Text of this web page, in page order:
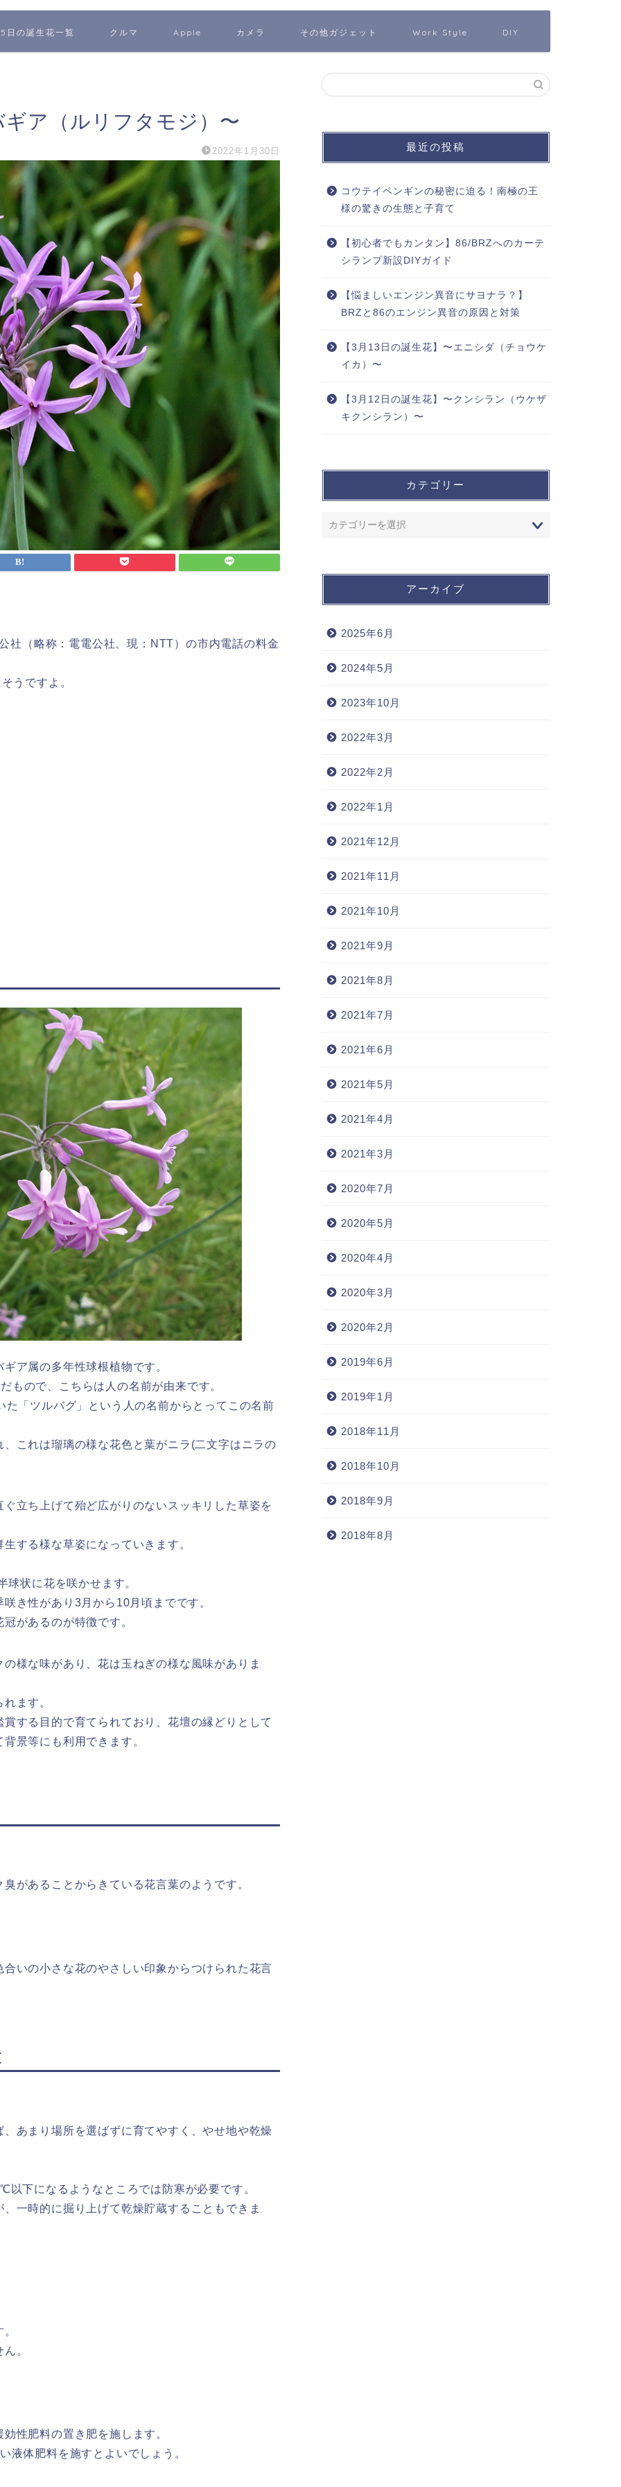
日の誕生花一覧 クルマ Apple カメラ その他ガジェット Work Style DIY
ア（ルリフタモジ）〜
2022年1月30日
社（略称：電電公社、現：NTT）の市内電話の料金
うですよ。
ア属の多年性球根植物です。
もので、こちらは人の名前が由来です。
「ツルバグ」という人の名前からとってこの名前
これは瑠璃の様な花色と葉がニラ(二文字はニラの
立ち上げて殆ど広がりのないスッキリした草姿を
する様な草姿になっていきます。
状に花を咲かせます。
き性があり3月から10月頃までです。
があるのが特徴です。
様な味があり、花は玉ねぎの様な風味がありま
ます。
する目的で育てられており、花壇の縁どりとして
景等にも利用できます。
があることからきている花言葉のようです。
いの小さな花のやさしい印象からつけられた花言
あまり場所を選ばずに育てやすく、やせ地や乾燥
下になるようなところでは防寒が必要です。
一時的に掘り上げて乾燥貯蔵することもできま
。
性肥料の置き肥を施します。
液体肥料を施すとよいでしょう。
最近の投稿
コウテイペンギンの秘密に迫る！南極の王
様の驚きの生態と子育て
【初心者でもカンタン】86/BRZへのカーテ
シランプ新設DIYガイド
【悩ましいエンジン異音にサヨナラ？】
BRZと86のエンジン異音の原因と対策
【3月13日の誕生花】〜エニシダ（チョウケ
イカ）〜
【3月12日の誕生花】〜クンシラン（ウケザ
キクンシラン）〜
カテゴリー
アーカイブ
2025年6月
2024年5月
2023年10月
2022年3月
2022年2月
2022年1月
2021年12月
2021年11月
2021年10月
2021年9月
2021年8月
2021年7月
2021年6月
2021年5月
2021年4月
2021年3月
2020年7月
2020年5月
2020年4月
2020年3月
2020年2月
2019年6月
2019年1月
2018年11月
2018年10月
2018年9月
2018年8月